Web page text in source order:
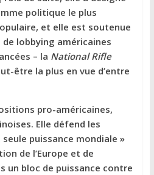
politique le plus
et elle est soutenue
lobbying américaines
– la National Rifle
être la plus en vue d’entre
pro-américaines,
Elle défend les
puissance mondiale »
de l’Europe et de
un bloc de puissance contre